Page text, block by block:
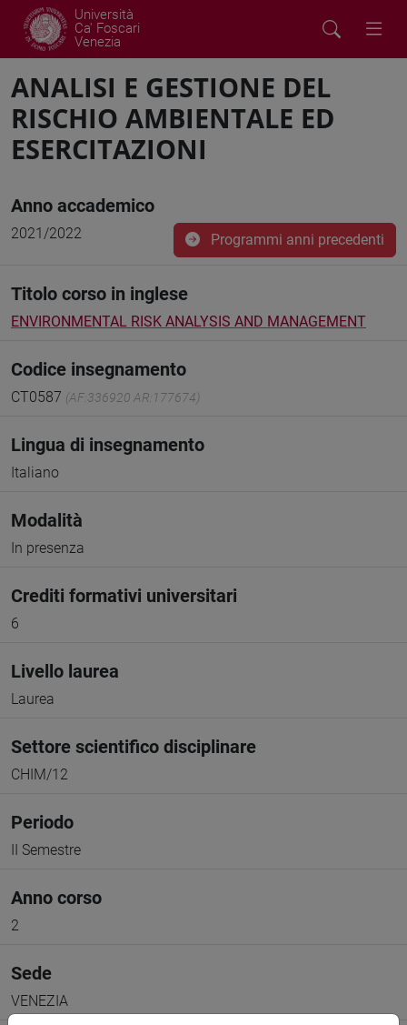
Università
Ca' Foscari
Venezia
ANALISI E GESTIONE DEL
RISCHIO AMBIENTALE ED
ESERCITAZIONI
Anno accademico
2021/2022 Programmi anni precedenti
Titolo corso in inglese
ENVIRONMENTAL RISK ANALYSIS AND MANAGEMENT
Codice insegnamento
CT0587 (AF:336920 AR:177674)
Lingua di insegnamento
Italiano
Modalità
In presenza
Crediti formativi universitari
6
Livello laurea
Laurea
Settore scientifico disciplinare
CHIM/12
Periodo
II Semestre
Anno corso
2
Sede
VENEZIA